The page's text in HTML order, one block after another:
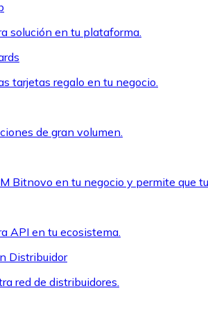
solución en tu plataforma.
tarjetas regalo en tu negocio.
de gran volumen.
Bitnovo en tu negocio y permite que
API en tu ecosistema.
Distribuidor
red de distribuidores.